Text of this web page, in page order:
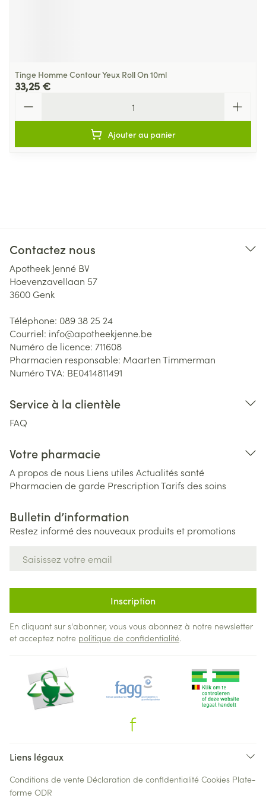
Tinge Homme Contour Yeux Roll On 10ml
33,25 €
Ajouter au panier
Contactez nous
Apotheek Jenné BV
Hoevenzavellaan 57
3600 Genk
Téléphone: 089 38 25 24
Courriel: info@apotheekjenne.be
Numéro de licence: 711608
Pharmacien responsable: Maarten Timmerman
Numéro TVA: BE0414811491
Service à la clientèle
FAQ
Votre pharmacie
A propos de nous Liens utiles Actualités santé
Pharmacien de garde PrescriptionTarifs des soins
Bulletin d’information
Restez informé des nouveaux produits et promotions
Inscription
En cliquant sur s'abonner, vous vous abonnez à notre newsletter
et acceptez notre politique de confidentialité.
Liens légaux
Conditions de vente Déclaration de confidentialité Cookies Plate-
forme ODR